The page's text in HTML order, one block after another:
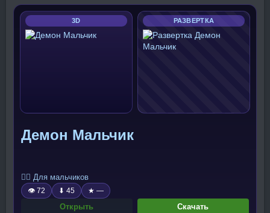
3D РАЗВЕРТКА
Демон Мальчик
🧍‍♂️ Для мальчиков
👁 72 ⬇ 45 ★ —
Открыть Скачать